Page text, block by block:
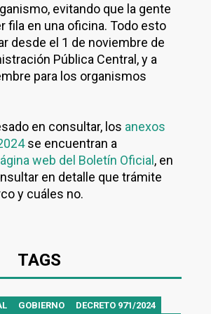
evitando que la gente
fila en una oficina. Todo esto
desde el 1 de noviembre de
Pública Central, y a
para los organismos
en consultar, los anexos
se encuentran a
web del Boletín Oficial , en
en detalle que trámite
y cuáles no.
TAGS
GOBIERNO DECRETO 971/2024